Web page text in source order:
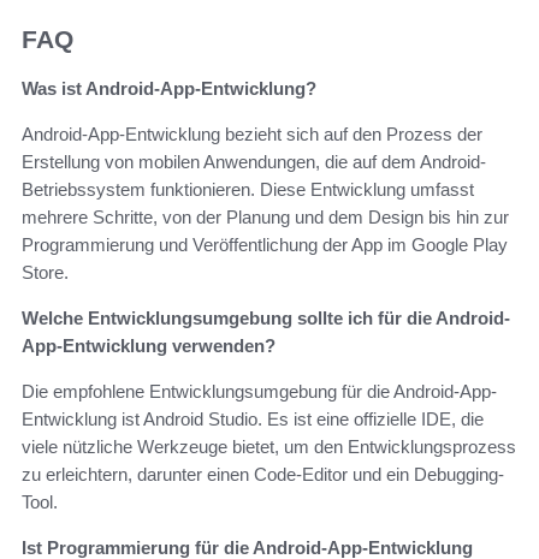
FAQ
Was ist Android-App-Entwicklung?
Android-App-Entwicklung bezieht sich auf den Prozess der
Erstellung von mobilen Anwendungen, die auf dem Android-
Betriebssystem funktionieren. Diese Entwicklung umfasst
mehrere Schritte, von der Planung und dem Design bis hin zur
Programmierung und Veröffentlichung der App im Google Play
Store.
Welche Entwicklungsumgebung sollte ich für die Android-
App-Entwicklung verwenden?
Die empfohlene Entwicklungsumgebung für die Android-App-
Entwicklung ist Android Studio. Es ist eine offizielle IDE, die
viele nützliche Werkzeuge bietet, um den Entwicklungsprozess
zu erleichtern, darunter einen Code-Editor und ein Debugging-
Tool.
Ist Programmierung für die Android-App-Entwicklung